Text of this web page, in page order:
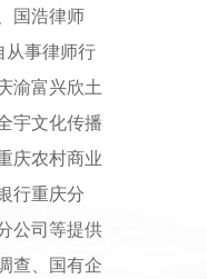
国浩律师
从事律师行
渝富兴欣土
宇文化传播
庆农村商业
行重庆分
公司等提供
查、国有企